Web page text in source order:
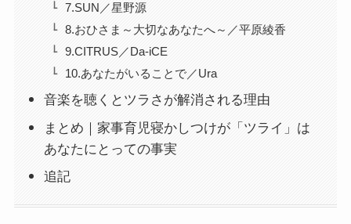
7.SUN／星野源
8.おひさま～大切なあなたへ～／平原綾香
9.CITRUS／Da-iCE
10.あなたがいることで／Ura
音楽を聴くとツラさが解消される理由
まとめ｜家事育児寝かしつけが「ツライ」は
あなたにとっての事実
追記